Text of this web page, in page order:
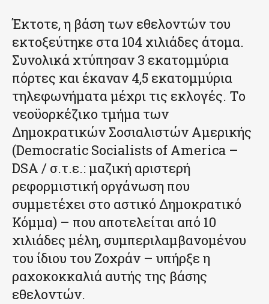
Έκτοτε, η βάση των εθελοντών του
εκτοξεύτηκε στα 104 χιλιάδες άτομα.
Συνολικά χτύπησαν 3 εκατομμύρια
πόρτες και έκαναν 4,5 εκατομμύρια
τηλεφωνήματα μέχρι τις εκλογές. Το
νεοϋορκέζικο τμήμα των
Δημοκρατικών Σοσιαλιστών Αμερικής
(Democratic Socialists of America –
DSA / σ.τ.ε.: μαζική αριστερή
ρεφορμιστική οργάνωση που
συμμετέχει στο αστικό Δημοκρατικό
Κόμμα) – που αποτελείται από 10
χιλιάδες μέλη, συμπεριλαμβανομένου
του ίδιου του Ζοχράν – υπήρξε η
ραχοκοκκαλιά αυτής της βάσης
εθελοντών.